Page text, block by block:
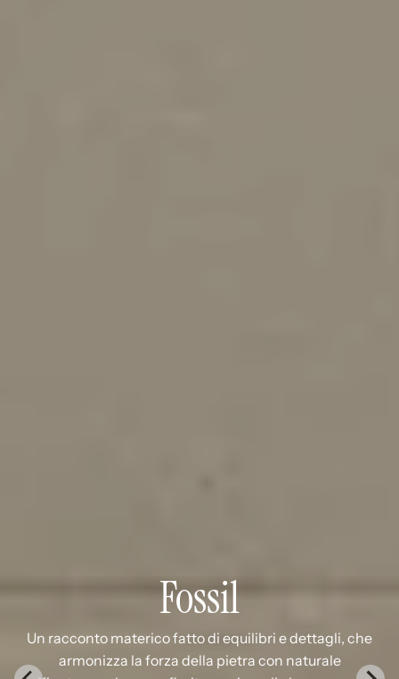
Fossil
Un racconto materico fatto di equilibri e dettagli, che
armonizza la forza della pietra con naturale